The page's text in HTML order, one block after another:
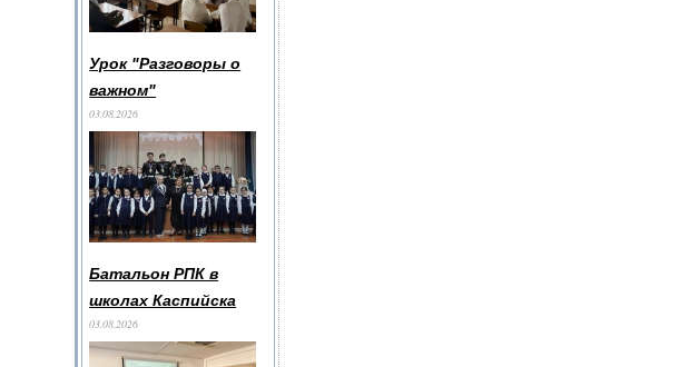
Урок "Разговоры о
важном"
03.08.2026
Батальон РПК в
школах Каспийска
03.08.2026